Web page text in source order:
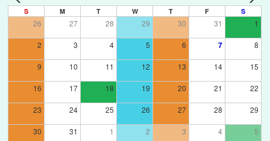
S M T W T F S
26 27 28 29 30 31 1
2 3 4 5 6 7 8
9 10 11 12 13 14 15
16 17 18 19 20 21 22
23 24 25 26 27 28 29
30 31 1 2 3 4 5